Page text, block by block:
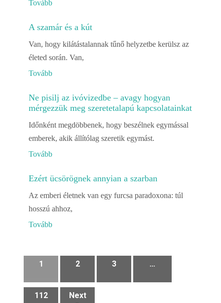
Tovább
A szamár és a kút
Van, hogy kilátástalannak tűnő helyzetbe kerülsz az
életed során. Van,
Tovább
Ne pisilj az ivóvizedbe – avagy hogyan
mérgezzük meg szeretetalapú kapcsolatainkat
Időnként megdöbbenek, hogy beszélnek egymással
emberek, akik állítólag szeretik egymást.
Tovább
Ezért ücsörögnek annyian a szarban
Az emberi életnek van egy furcsa paradoxona: túl
hosszú ahhoz,
Tovább
1 2 3 …
112
Next